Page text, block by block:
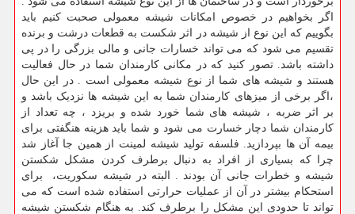
اگر بخواهیم در خصوص امکانات شیشه معمولی صحبت کنیم باید
بگوییم که این نوع از شیشه در اثر شکست به قطعات درشت و برنده
تقسیم می شود که می تواند خسارات جانی و مالی بزرگی را در پی
داشته باشد. تصور کنید که در مکانی کارمندان شما در حال فعالیت
هستند و شیشه های شما از نوع شیشه معمولی است . در این حال
،اگر برخی از میزهای کارمندان شما به این شیشه ها نزدیک باشد و
بر اثر ضربه ، شیشه های شما خورد شده و بریزد ، چه تعداد از
کارمندان شما دچار خسارت می شود و شما باید هزینه هنگفتی برای
بیمه آن ها بپردازید. فلسفه تولید شیشه لمینت از همین جا آغاز شد
چرا که بسیاری از افراد به دنبال برطرف کردن مشکل شکستن
شیشه و خطرات جانی آن بودند . البته در شیشه سکوریت، برای
استحکام بیشتر در آن از عملیات حرارتی استفاده شده است که می
تواند تا حدودی این مشکل را برطرف کند. به هنگام شکستن شیشه